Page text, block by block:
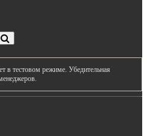
в тестовом режиме. Убедительная